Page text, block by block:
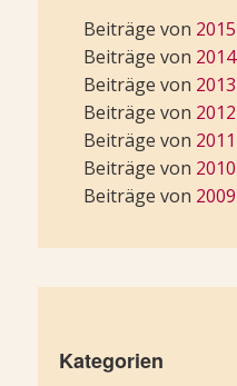
Beiträge von 2015
Beiträge von 2014
Beiträge von 2013
Beiträge von 2012
Beiträge von 2011
Beiträge von 2010
Beiträge von 2009
Kategorien